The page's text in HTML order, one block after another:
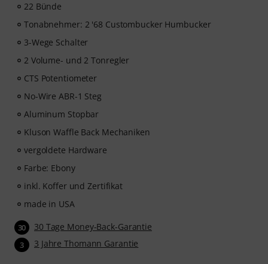
22 Bünde
Tonabnehmer: 2 '68 Custombucker Humbucker
3-Wege Schalter
2 Volume- und 2 Tonregler
CTS Potentiometer
No-Wire ABR-1 Steg
Aluminum Stopbar
Kluson Waffle Back Mechaniken
vergoldete Hardware
Farbe: Ebony
inkl. Koffer und Zertifikat
made in USA
30 30 Tage Money-Back-Garantie
3 3 Jahre Thomann Garantie